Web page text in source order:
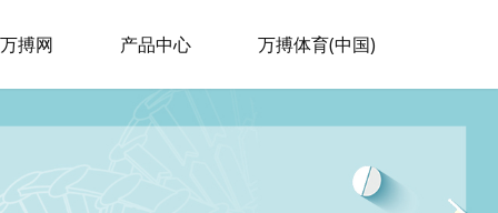
搏网 产品中心 万搏体育(中国)